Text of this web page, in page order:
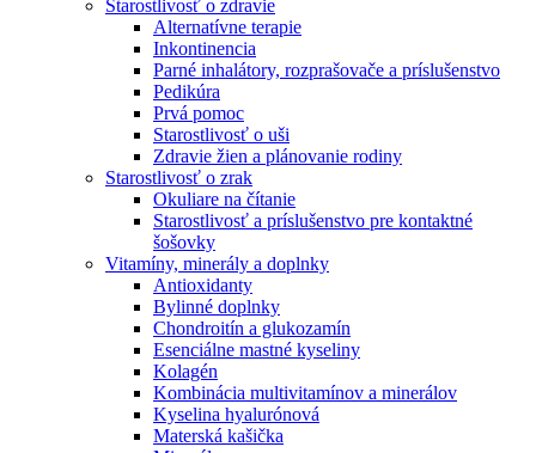
Starostlivosť o zdravie
Alternatívne terapie
Inkontinencia
Parné inhalátory, rozprašovače a príslušenstvo
Pedikúra
Prvá pomoc
Starostlivosť o uši
Zdravie žien a plánovanie rodiny
Starostlivosť o zrak
Okuliare na čítanie
Starostlivosť a príslušenstvo pre kontaktné
šošovky
Vitamíny, minerály a doplnky
Antioxidanty
Bylinné doplnky
Chondroitín a glukozamín
Esenciálne mastné kyseliny
Kolagén
Kombinácia multivitamínov a minerálov
Kyselina hyalurónová
Materská kašička